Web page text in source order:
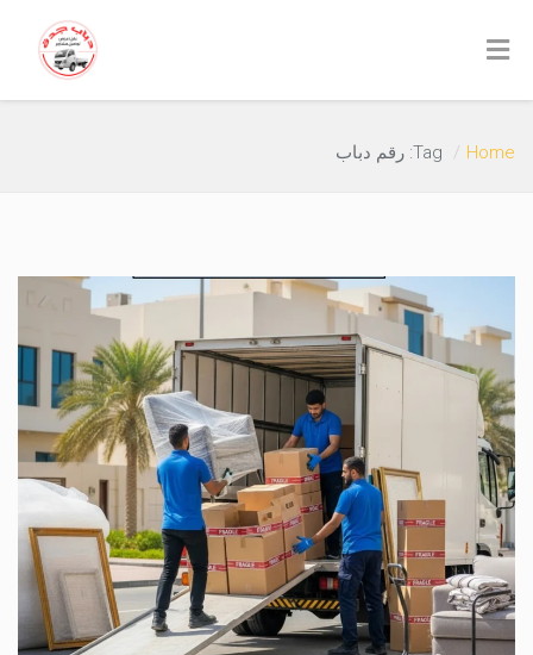
Home Tag: رقم دباب